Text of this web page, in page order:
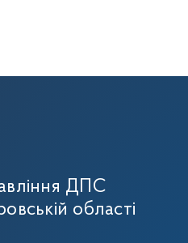
ДПС
області